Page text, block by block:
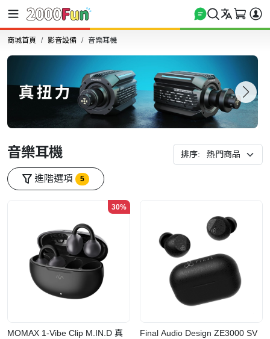
商城首頁 影音設備 音樂耳機
音樂耳機 排序:
進階選項 5
30%
MOMAX 1-Vibe Clip M.IN.D 真
Final Audio Design ZE3000 SV